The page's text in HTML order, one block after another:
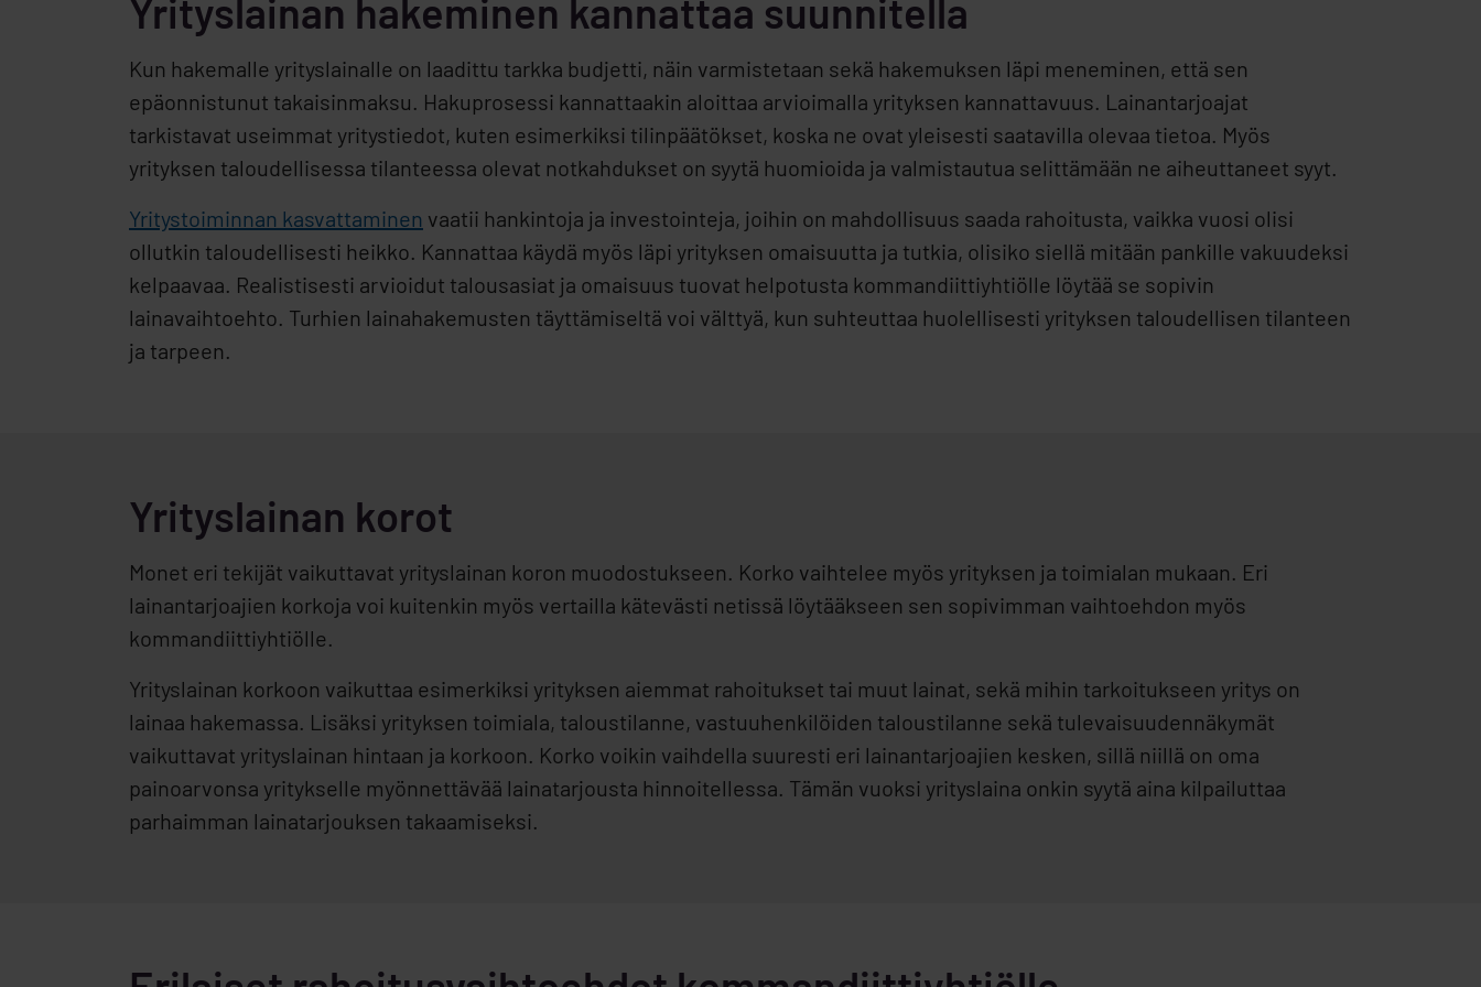
Yrityslainan hakeminen kannattaa suunnitella
Kun hakemalle yrityslainalle on laadittu tarkka budjetti, näin varmistetaan sekä hakemuksen läpi meneminen, että sen
epäonnistunut takaisinmaksu. Hakuprosessi kannattaakin aloittaa arvioimalla yrityksen kannattavuus. Lainantarjoajat
tarkistavat useimmat yritystiedot, kuten esimerkiksi tilinpäätökset, koska ne ovat yleisesti saatavilla olevaa tietoa. Myös
yrityksen taloudellisessa tilanteessa olevat notkahdukset on syytä huomioida ja valmistautua selittämään ne aiheuttaneet syyt.
Yritystoiminnan kasvattaminen vaatii hankintoja ja investointeja, joihin on mahdollisuus saada rahoitusta, vaikka vuosi olisi
ollutkin taloudellisesti heikko. Kannattaa käydä myös läpi yrityksen omaisuutta ja tutkia, olisiko siellä mitään pankille vakuudeksi
kelpaavaa. Realistisesti arvioidut talousasiat ja omaisuus tuovat helpotusta kommandiittiyhtiölle löytää se sopivin
lainavaihtoehto. Turhien lainahakemusten täyttämiseltä voi välttyä, kun suhteuttaa huolellisesti yrityksen taloudellisen tilanteen
ja tarpeen.
Yrityslainan korot
Monet eri tekijät vaikuttavat yrityslainan koron muodostukseen. Korko vaihtelee myös yrityksen ja toimialan mukaan. Eri
lainantarjoajien korkoja voi kuitenkin myös vertailla kätevästi netissä löytääkseen sen sopivimman vaihtoehdon myös
kommandiittiyhtiölle.
Yrityslainan korkoon vaikuttaa esimerkiksi yrityksen aiemmat rahoitukset tai muut lainat, sekä mihin tarkoitukseen yritys on
lainaa hakemassa. Lisäksi yrityksen toimiala, taloustilanne, vastuuhenkilöiden taloustilanne sekä tulevaisuudennäkymät
vaikuttavat yrityslainan hintaan ja korkoon. Korko voikin vaihdella suuresti eri lainantarjoajien kesken, sillä niillä on oma
painoarvonsa yritykselle myönnettävää lainatarjousta hinnoitellessa. Tämän vuoksi yrityslaina onkin syytä aina kilpailuttaa
parhaimman lainatarjouksen takaamiseksi.